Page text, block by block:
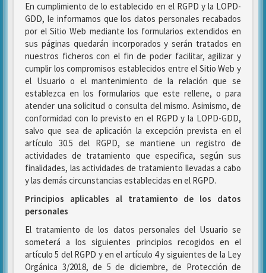
En cumplimiento de lo establecido en el RGPD y la LOPD-
GDD, le informamos que los datos personales recabados
por el Sitio Web mediante los formularios extendidos en
sus páginas quedarán incorporados y serán tratados en
nuestros ficheros con el fin de poder facilitar, agilizar y
cumplir los compromisos establecidos entre el Sitio Web y
el Usuario o el mantenimiento de la relación que se
establezca en los formularios que este rellene, o para
atender una solicitud o consulta del mismo. Asimismo, de
conformidad con lo previsto en el RGPD y la LOPD-GDD,
salvo que sea de aplicación la excepción prevista en el
artículo 30.5 del RGPD, se mantiene un registro de
actividades de tratamiento que especifica, según sus
finalidades, las actividades de tratamiento llevadas a cabo
y las demás circunstancias establecidas en el RGPD.
Principios aplicables al tratamiento de los datos
personales
El tratamiento de los datos personales del Usuario se
someterá a los siguientes principios recogidos en el
artículo 5 del RGPD y en el artículo 4 y siguientes de la Ley
Orgánica 3/2018, de 5 de diciembre, de Protección de